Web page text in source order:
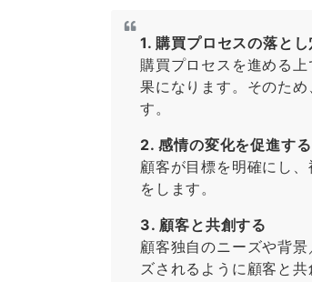
1. 購買プロセスの落と
購買プロセスを進める
果になります。そのた
す。
2. 感情の変化を促進する
顧客が目標を明確にし
をします。
3. 顧客と共創する
顧客独自のニーズや背
ズされるように顧客と共